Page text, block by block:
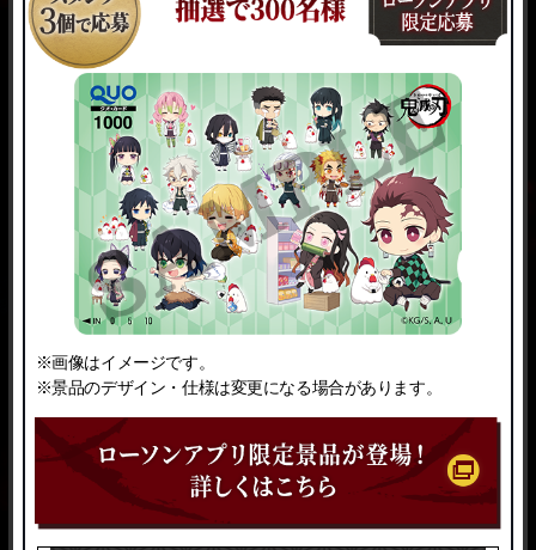
※画像はイメージです。
※景品のデザイン・仕様は変更になる場合があります。